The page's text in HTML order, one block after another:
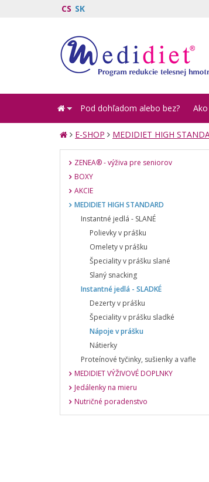
CS SK
Pod dohľadom alebo bez?
E-SHOP MEDIDIET HIGH
ZENEA® - výživa pre seniorov
BOXY
AKCIE
MEDIDIET HIGH STANDARD
Instantné jedlá - SLANÉ
Polievky v prášku
Omelety v prášku
Špeciality v prášku slané
Slaný snacking
Instantné jedlá - SLADKÉ
Dezerty v prášku
Špeciality v prášku sladké
Nápoje v prášku
Nátierky
Proteínové tyčinky, sušienky a vafle
MEDIDIET VÝŽIVOVÉ DOPLNKY
Jedálenky na mieru
Nutričné poradenstvo